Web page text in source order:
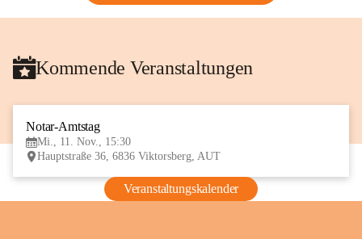
Kommende Veranstaltungen
Notar-Amtstag
Mi., 11. Nov., 15:30
Hauptstraße 36, 6836 Viktorsberg, AUT
Veranstaltungskalender